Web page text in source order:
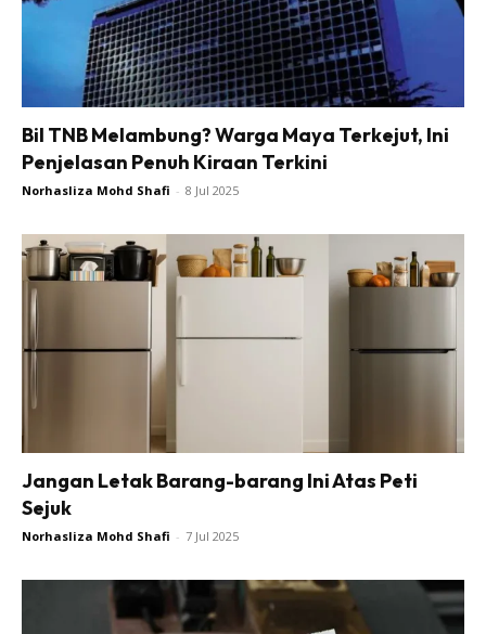
Bil TNB Melambung? Warga Maya Terkejut, Ini
Penjelasan Penuh Kiraan Terkini
Norhasliza Mohd Shafi - 8 Jul 2025
Jangan Letak Barang-barang Ini Atas Peti
Sejuk
Norhasliza Mohd Shafi - 7 Jul 2025